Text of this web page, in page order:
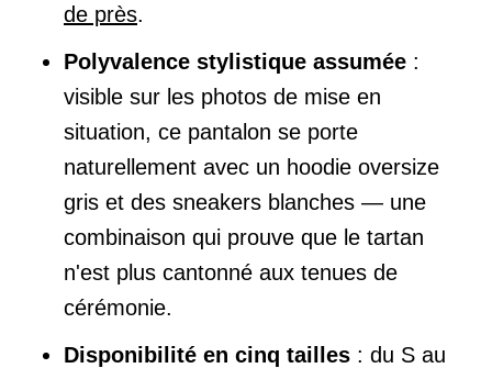
de près.
Polyvalence stylistique assumée :
visible sur les photos de mise en
situation, ce pantalon se porte
naturellement avec un hoodie oversize
gris et des sneakers blanches — une
combinaison qui prouve que le tartan
n'est plus cantonné aux tenues de
cérémonie.
Disponibilité en cinq tailles : du S au